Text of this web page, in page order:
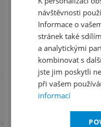
Sledujte nás
Informace
návštěvnosti
Informace o
stránek také
a analytickými
kombinovat s
jste jim poskytli
při vašem
informací